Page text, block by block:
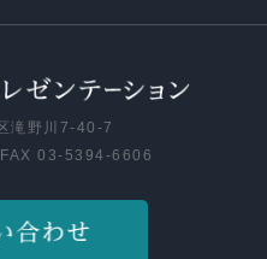
滝野川7-40-7
03-5394-6606